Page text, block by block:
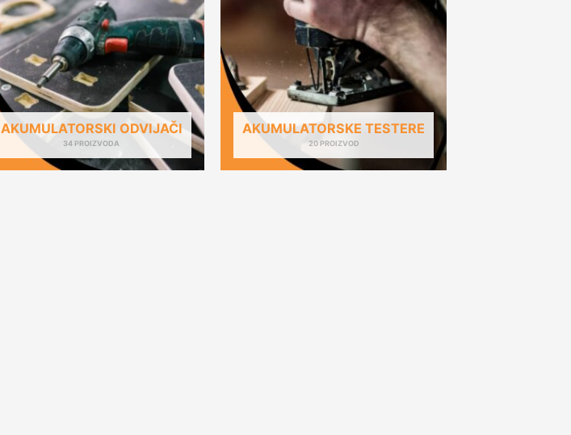
AKUMULATORSKI ODVIJAČI
34 PROIZVODA
AKUMULATORSKE TESTERE
20 PROIZVOD